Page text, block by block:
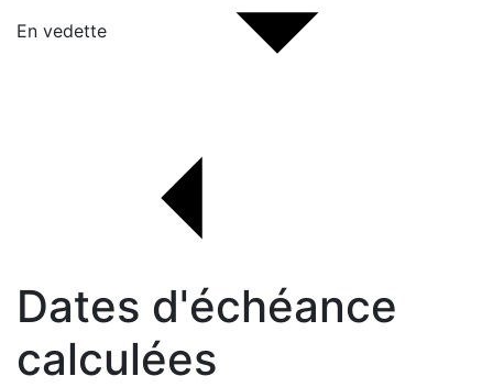
En vedette
Dates d'échéance
calculées